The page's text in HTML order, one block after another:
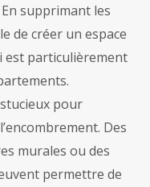
supprimant les
de créer un espace
est particulièrement
pour
Des
murales ou des
permettre de